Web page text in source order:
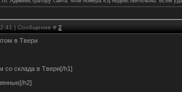
| Сообщение # 2
в Твери
со склада в Твери[/h1]
h2]